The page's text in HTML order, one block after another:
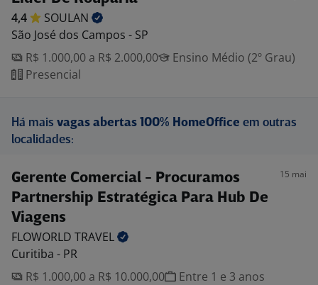
4,4
SOULAN
São José dos Campos - SP
R$ 1.000,00 a R$ 2.000,00
Ensino Médio (2º Grau)
Presencial
Há mais vagas abertas 100% HomeOffice em outras
localidades:
Gerente Comercial - Procuramos
Partnership Estratégica Para Hub De
Viagens
15 mai
FLOWORLD TRAVEL
Curitiba - PR
R$ 1.000,00 a R$ 10.000,00
Entre 1 e 3 anos